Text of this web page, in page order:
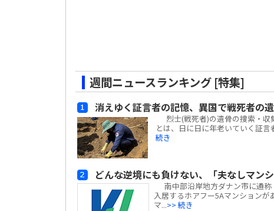
週間ニュースランキング [特集]
消えゆく証言者の記憶、異国で戦死者の
烈士(戦死者)の遺骨の捜索・収
とは、日に日に年老いていく証
続き
どんな逆境にも負けない、「夫なしマン
南中部沿岸地方ダナン市に通
入居するホアフー5Aマンション
マ...>> 続き